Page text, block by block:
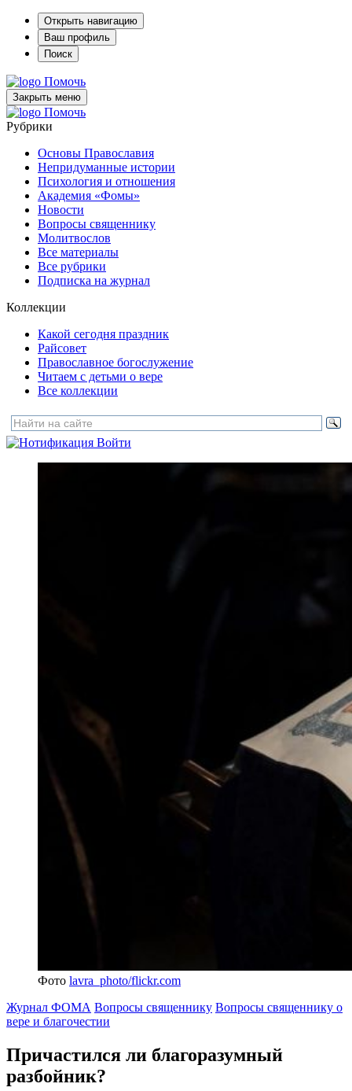
Открыть навигацию
Ваш профиль
Поиск
Помочь
Закрыть меню
Помочь
Рубрики
Основы Православия
Непридуманные истории
Психология и отношения
Академия «Фомы»
Новости
Вопросы священнику
Молитвослов
Все материалы
Все рубрики
Подписка на журнал
Коллекции
Какой сегодня праздник
Райсовет
Православное богослужение
Читаем с детьми о вере
Все коллекции
Войти
Фото lavra_photo/flickr.com
Журнал ФОМА Вопросы священнику Вопросы священнику о
вере и благочестии
Причастился ли благоразумный
разбойник?